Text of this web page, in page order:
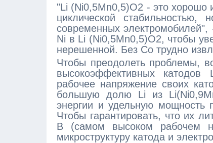
"Li (Ni0,5Mn0,5)O2 - это хорошо
циклической стабильностью,
современных
Ni в Li (Ni0,5Mn0,5)O2, чтобы
нерешенной. Без Co трудно
Чтобы преодолеть проблемы,
высокоэффективных
рабочее напряжение своих
большую долю Li из
энергии и удельную мощность
Чтобы гарантировать, что их
В (самом высоком рабочем
микроструктуру катода и